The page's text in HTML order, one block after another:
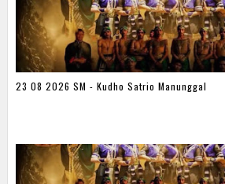
23 08 2026 SM - Kudho Satrio Manunggal